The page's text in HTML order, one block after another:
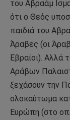
του Αβραάμ
ότι ο Θεός
παιδιά του
Άραβες (οι
Εβραίοι). Αλλά
Αράβων
ξεχάσουν την
ολοκαύτωμα
Ευρώπη (στο